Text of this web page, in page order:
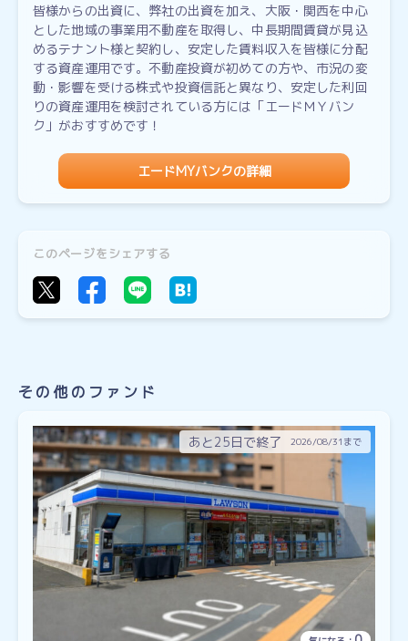
皆様からの出資に、弊社の出資を加え、大阪・関西を中心
とした地域の事業用不動産を取得し、中長期間賃貸が見込
めるテナント様と契約し、安定した賃料収入を皆様に分配
する資産運用です。不動産投資が初めての方や、市況の変
動・影響を受ける株式や投資信託と異なり、安定した利回
りの資産運用を検討されている方には「エードＭＹバン
ク」がおすすめです！
エードMYバンクの詳細
このページをシェアする
その他のファンド
あと25日で終了 2026/08/31まで